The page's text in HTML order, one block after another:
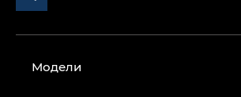
Модели